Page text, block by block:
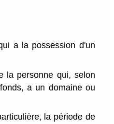
a la possession d'un
la personne qui, selon
a un domaine ou
la période de